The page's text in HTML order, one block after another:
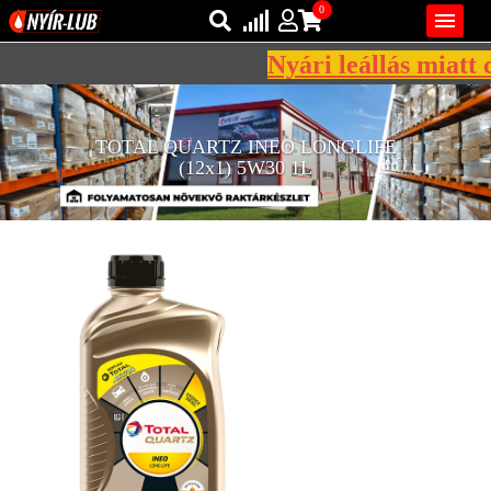
REGISZTRÁCIÓ
KENŐANYAGOK
KENŐANYAGOK
VISZKOZITÁSOK
ADALÉKOK

Bejelentkezés
Regisztráció
0
AZ ÖN KOSARA ÜRES
Nyári leállás miatt
TOTAL QUARTZ INEO LONGLIFE
(12x1) 5W30 1L